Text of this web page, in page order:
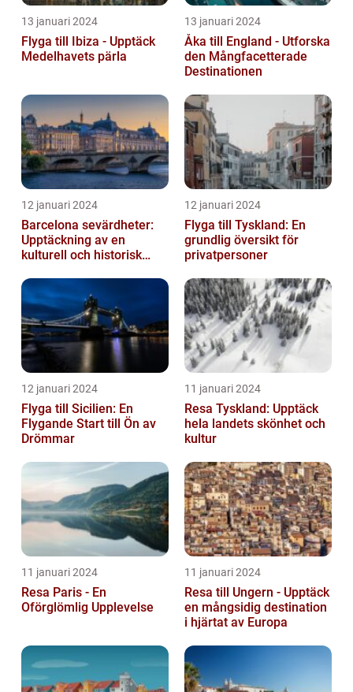
13 januari 2024
Flyga till Ibiza - Upptäck
Medelhavets pärla
13 januari 2024
Åka till England - Utforska
den Mångfacetterade
Destinationen
12 januari 2024
Barcelona sevärdheter:
Upptäckning av en
kulturell och historisk
12 januari 2024
Flyga till Tyskland: En
grundlig översikt för
privatpersoner
12 januari 2024
Flyga till Sicilien: En
Flygande Start till Ön av
Drömmar
11 januari 2024
Resa Tyskland: Upptäck
hela landets skönhet och
kultur
11 januari 2024
Resa Paris - En
Oförglömlig Upplevelse
11 januari 2024
Resa till Ungern - Upptäck
en mångsidig destination
i hjärtat av Europa